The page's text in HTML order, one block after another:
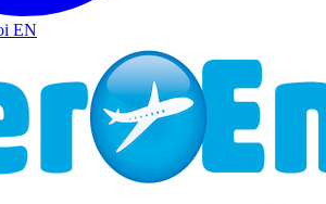
EN